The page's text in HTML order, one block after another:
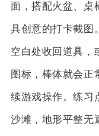
面，搭配火盆、桌
具创意的打卡截图
空白处收回道具，
图标，棒体就会正
续游戏操作。练习
沙滩，地形平整无